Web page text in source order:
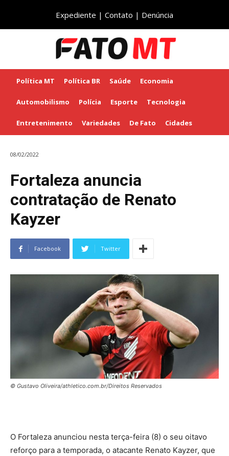
Expediente | Contato | Denúncia
Política MT Política BR Saúde Economia
Automobilismo Polícia Esporte Tecnologia
Entretenimento Variedades De Fato Cidades
08/02/2022
Fortaleza anuncia
contratação de Renato
Kayzer
Facebook Twitter
© Gustavo Oliveira/athletico.com.br/Direitos Reservados
O Fortaleza anunciou nesta terça-feira (8) o seu oitavo
reforço para a temporada, o atacante Renato Kayzer, que